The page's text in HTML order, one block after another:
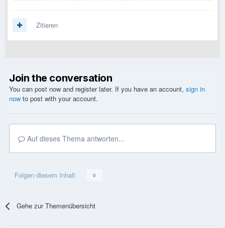
Zitieren
Join the conversation
You can post now and register later. If you have an account, sign in
now to post with your account.
Auf dieses Thema antworten...
Folgen diesem Inhalt 0
Gehe zur Themenübersicht